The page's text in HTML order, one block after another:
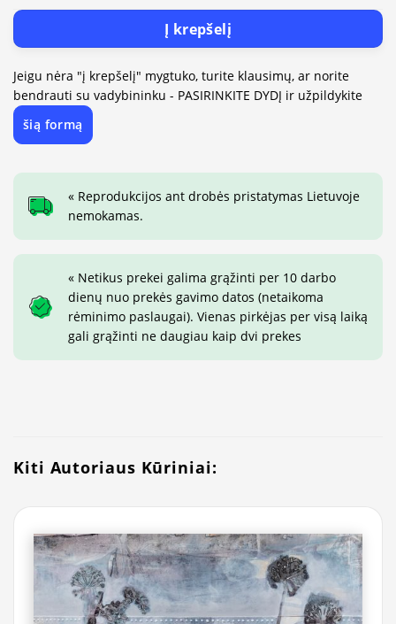
Į krepšelį
Jeigu nėra "į krepšelį" mygtuko, turite klausimų, ar norite
bendrauti su vadybininku - PASIRINKITE DYDĮ ir užpildykite
šią formą
« Reprodukcijos ant drobės pristatymas Lietuvoje
nemokamas.
« Netikus prekei galima grąžinti per 10 darbo
dienų nuo prekės gavimo datos (netaikoma
rėminimo paslaugai). Vienas pirkėjas per visą laiką
gali grąžinti ne daugiau kaip dvi prekes
Kiti Autoriaus Kūriniai: